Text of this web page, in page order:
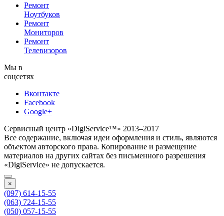
Ремонт
Ноутбуков
Ремонт
Мониторов
Ремонт
Телевизоров
Мы в
соцсетях
Вконтакте
Facebook
Google+
Сервисный центр «DigiService™» 2013–2017
Все содержание, включая идеи оформления и стиль, являются
объектом авторского права. Копирование и размещение
материалов на других сайтах без письменного разрешения
«DigiService» не допускается.
×
(097) 614-15-55
(063) 724-15-55
(050) 057-15-55